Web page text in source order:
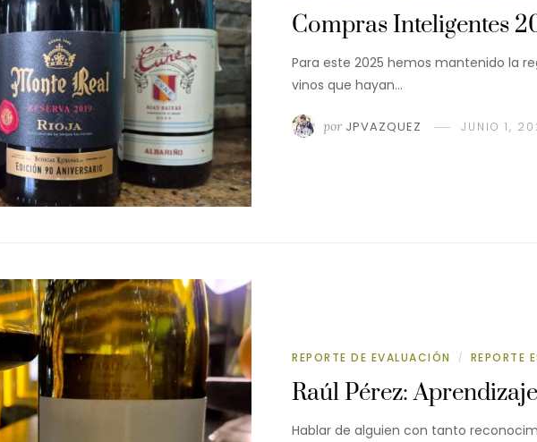
Compras Inteligentes
Para este 2025 hemos mantenido la
vinos que hayan…
por JPVAZQUEZ JUNIO 1,
REPORTE DE EVALUACIÓN / REPORTE
Raúl Pérez:
Hablar de alguien con tanto